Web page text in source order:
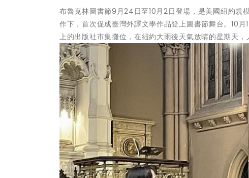
布魯克林圖書節9月24日至10月2日登場，是美國紐約規
作下，首次促成臺灣外譯文學作品登上圖書節舞台。10
上的出版社市集攤位，在紐約大雨後天氣放晴的星期天，